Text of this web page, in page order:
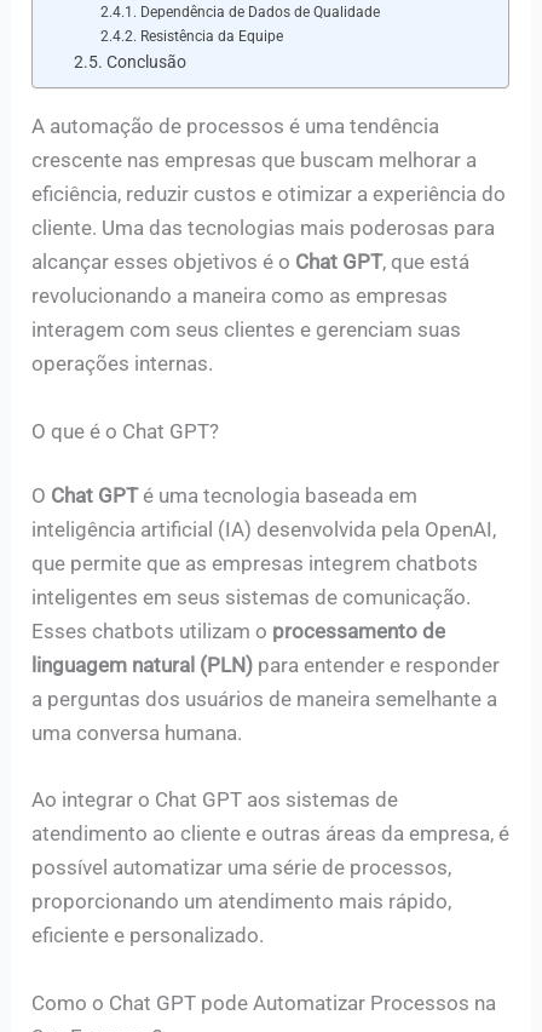
Dependência de Dados de Qualidade
Resistência da Equipe
Conclusão
A automação de processos é uma tendência
crescente nas empresas que buscam melhorar a
eficiência, reduzir custos e otimizar a experiência do
cliente. Uma das tecnologias mais poderosas para
alcançar esses objetivos é o Chat GPT, que está
revolucionando a maneira como as empresas
interagem com seus clientes e gerenciam suas
operações internas.
O que é o Chat GPT?
O Chat GPTé uma tecnologia baseada em
inteligência artificial (IA) desenvolvida pela OpenAI,
que permite que as empresas integrem chatbots
inteligentes em seus sistemas de comunicação.
Esses chatbots utilizam o processamento de
linguagem natural (PLN) para entender e responder
a perguntas dos usuários de maneira semelhante a
uma conversa humana.
Ao integrar o Chat GPT aos sistemas de
atendimento ao cliente e outras áreas da empresa, é
possível automatizar uma série de processos,
proporcionando um atendimento mais rápido,
eficiente e personalizado.
Como o Chat GPT pode Automatizar Processos na